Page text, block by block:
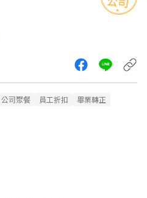
公司聚餐 員工折扣 畢業轉正